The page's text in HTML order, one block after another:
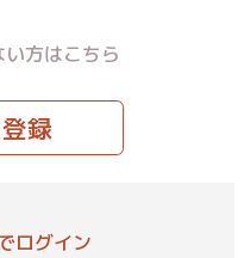
方はこちら
録
ログイン